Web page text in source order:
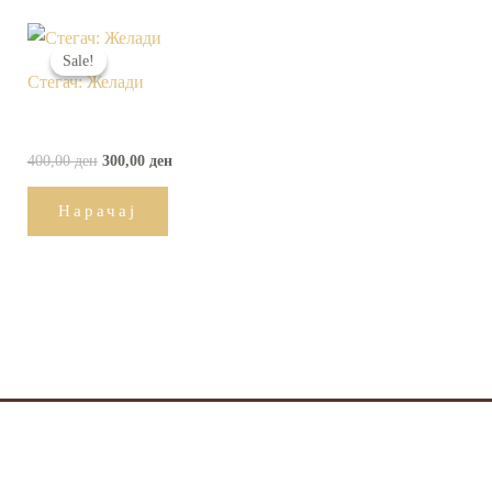
Sale!
Sale!
Стегач: Желади
400,00ден
Original
was:
400,00 ден.
300,00 ден
Нарачај